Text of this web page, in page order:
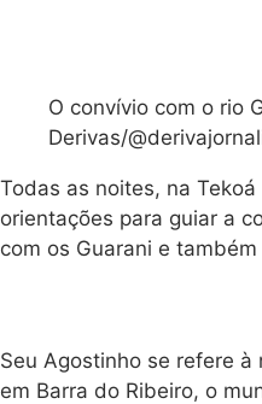
O convívio com o rio
Derivas/
Todas as noites, na
orientações para guiar a
com os Guarani e
Seu Agostinho se refere
em Barra do Ribeiro, o